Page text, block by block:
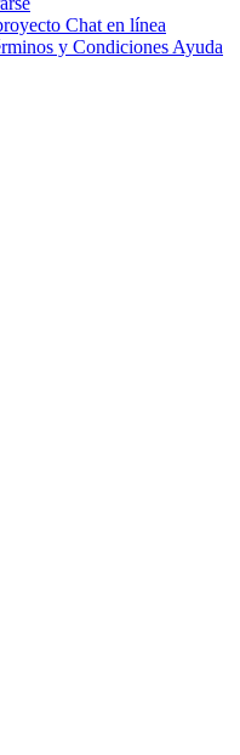
Chat en línea
y Condiciones Ayuda